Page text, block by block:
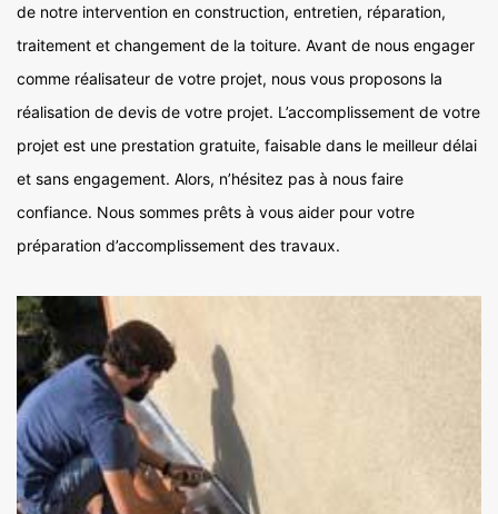
de notre intervention en construction, entretien, réparation,
traitement et changement de la toiture. Avant de nous engager
comme réalisateur de votre projet, nous vous proposons la
réalisation de devis de votre projet. L’accomplissement de votre
projet est une prestation gratuite, faisable dans le meilleur délai
et sans engagement. Alors, n’hésitez pas à nous faire
confiance. Nous sommes prêts à vous aider pour votre
préparation d’accomplissement des travaux.